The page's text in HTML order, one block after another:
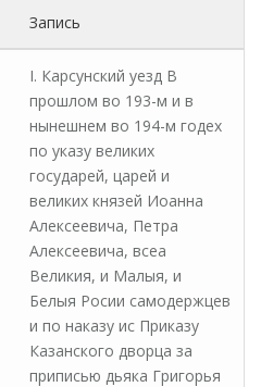
Запись
I. Карсунский уезд В
прошлом во 193-м и в
нынешнем во 194-м годех
по указу великих
государей, царей и
великих князей Иоанна
Алексеевича, Петра
Алексеевича, всеа
Великия, и Малыя, и
Белыя Росии самодержцев
и по наказу ис Приказу
Казанского дворца за
приписью дьяка Григорья